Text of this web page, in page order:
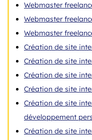
Webmaster
Webmaster
Webmaster
Création de site
Création de site
Création de site
Création de site
Création de site
développement
Création de site